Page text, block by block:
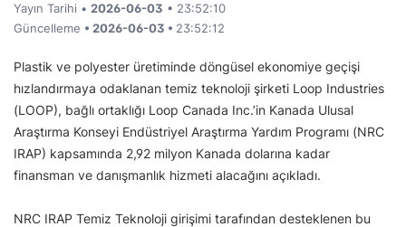
Yayın Tarihi • 2026-06-03 • 23:52:10
Güncelleme • 2026-06-03 • 23:52:12
Plastik ve polyester üretiminde döngüsel ekonomiye geçişi
hızlandırmaya odaklanan temiz teknoloji şirketi Loop Industries
(LOOP), bağlı ortaklığı Loop Canada Inc.’in Kanada Ulusal
Araştırma Konseyi Endüstriyel Araştırma Yardım Programı (NRC
IRAP) kapsamında 2,92 milyon Kanada dolarına kadar
finansman ve danışmanlık hizmeti alacağını açıkladı.
NRC IRAP Temiz Teknoloji girişimi tarafından desteklenen bu